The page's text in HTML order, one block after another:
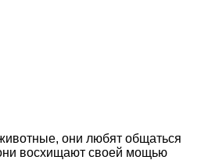
они любят общаться
восхищают своей мощью